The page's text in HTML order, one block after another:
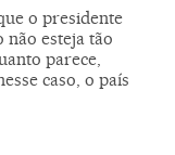
o presidente
não esteja tão
parece,
caso, o país